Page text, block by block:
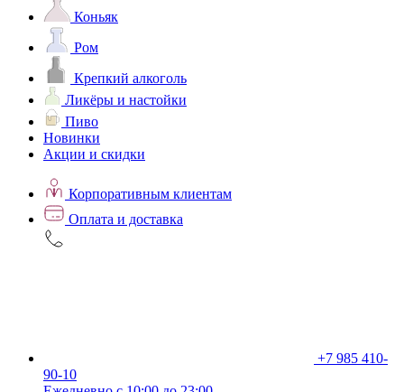
Коньяк
Ром
Крепкий алкоголь
Ликёры и настойки
Пиво
Новинки
Акции и скидки
Корпоративным клиентам
Оплата и доставка
+7 985 410-
90-10